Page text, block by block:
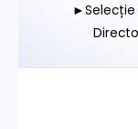
►Selecție